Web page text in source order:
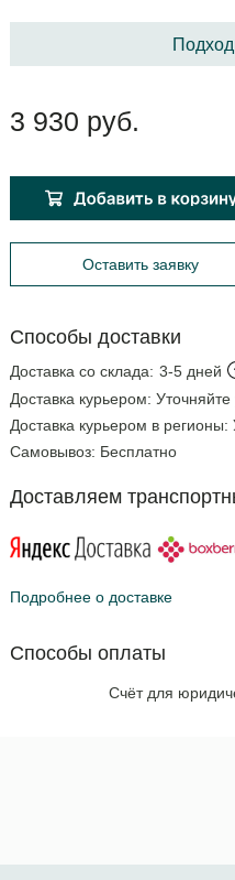
3 930 руб.
Оставить заявку
Способы доставки
Доставка со склада: 3-5 дней
Доставка курьером:
Доставка курьером в регионы:
Самовывоз: Бесплатно
Доставляем
Подробнее о доставке
Способы оплаты
Счёт для